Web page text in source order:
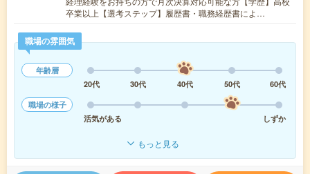
卒業以上【選考ステップ】履歴書・職務経歴書によ…
職場の雰囲気
年齢層
20代
30代 40代 50代
60代
職場の様子
活気がある
しずか
もっと見る